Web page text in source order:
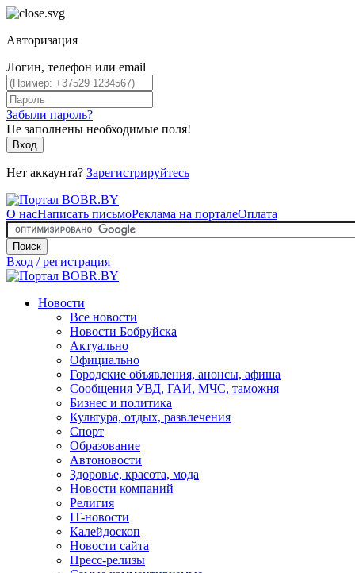
Авторизация
Логин, телефон или email
Забыли пароль?
Не заполнены необходимые поля!
Вход
Нет аккаунта? Зарегистрируйтесь
О насНаписать письмоРеклама на порталеОплата
Поиск
Вход / регистрация
Новости
Все новости
Новости Бобруйска
Актуально
Официально
Городские объявления, анонсы, афиша
Сообщения УВД, ГАИ, МЧС, таможня
Бизнес и политика
Культура, отдых, развлечения
Спорт
Образование
Автоновости
Здоровье, красота, мода
Новости компаний
Религия
IT-новости
Калейдоскоп
Новости сайта
Пресс-релизы